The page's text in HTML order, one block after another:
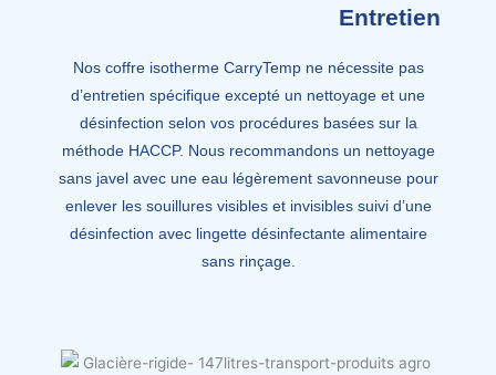
Entretien
Nos coffre isotherme CarryTemp ne nécessite pas
d’entretien spécifique excepté un nettoyage et une
désinfection selon vos procédures basées sur la
méthode HACCP. Nous recommandons un nettoyage
sans javel avec une eau légèrement savonneuse pour
enlever les souillures visibles et invisibles suivi d’une
désinfection avec lingette désinfectante alimentaire
sans rinçage.